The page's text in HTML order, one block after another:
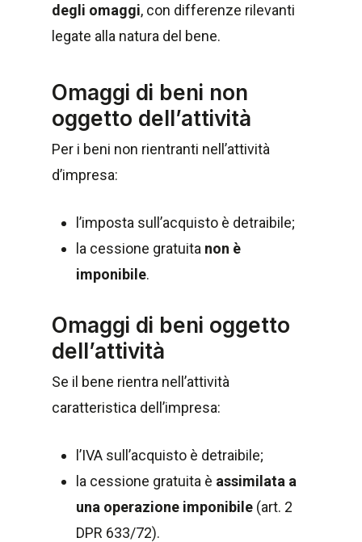
degli omaggi, con differenze rilevanti
legate alla natura del bene.
Omaggi di beni non
oggetto dell’attività
Per i beni non rientranti nell’attività
d’impresa:
l’imposta sull’acquisto è detraibile;
la cessione gratuita non è
imponibile.
Omaggi di beni oggetto
dell’attività
Se il bene rientra nell’attività
caratteristica dell’impresa:
l’IVA sull’acquisto è detraibile;
la cessione gratuita è assimilata a
una operazione imponibile (art. 2
DPR 633/72).